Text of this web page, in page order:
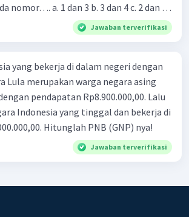
nomor…. a. 1 dan 3 b. 3 dan 4 c. 2 dan 3
Jawaban terverifikasi
yang bekerja di dalam negeri dengan
Hitunglah PNB (GNP) nya!
Jawaban terverifikasi